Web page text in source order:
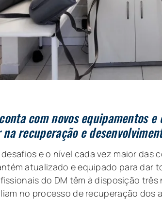
com novos equipamentos
recuperação e
e o nível cada vez maior das
atualizado e equipado para dar
do DM têm à disposição três
no processo de recuperação